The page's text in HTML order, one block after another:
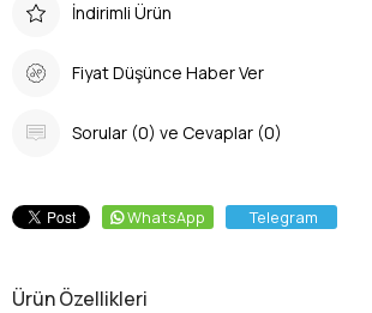
İndirimli Ürün
Fiyat Düşünce Haber Ver
Sorular (0) ve Cevaplar (0)
WhatsApp Telegram
Ürün Özellikleri